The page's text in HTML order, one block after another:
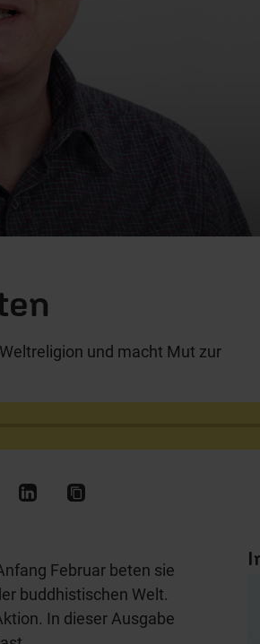
und macht Mut zur
Februar beten sie
buddhistischen Welt.
In dieser Ausgabe